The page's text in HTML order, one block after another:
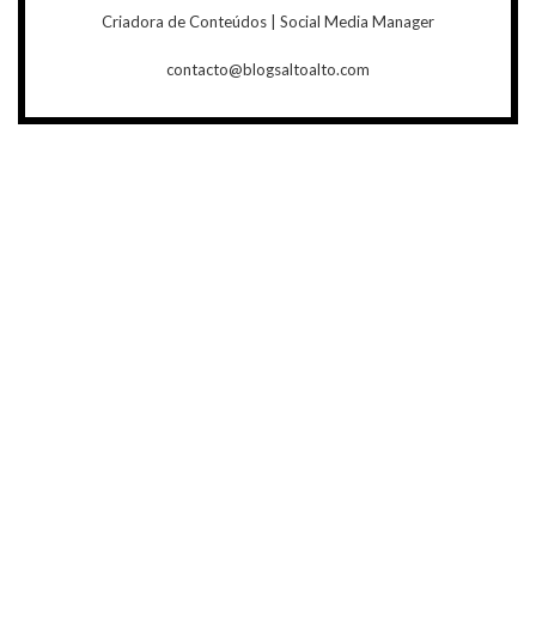
Criadora de Conteúdos | Social Media Manager
contacto@blogsaltoalto.com